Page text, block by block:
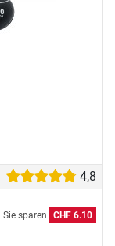
4,8
Sie sparen CHF 6.10